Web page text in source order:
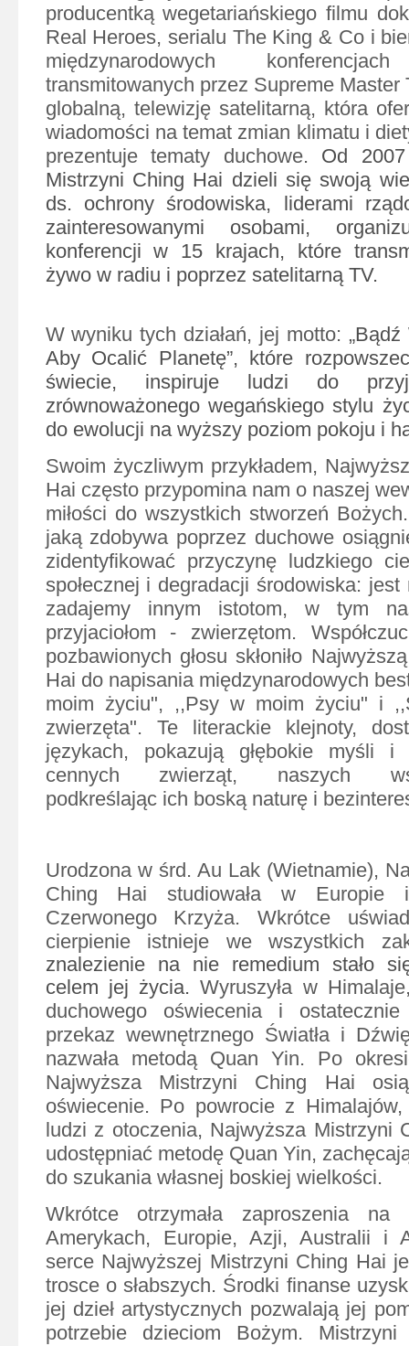
producentką wegetariańskiego filmu
Real Heroes, serialu The King & Co i
międzynarodowych
transmitowanych przez Supreme Master
globalną, telewizję satelitarną, która
wiadomości na temat zmian klimatu i
prezentuje tematy duchowe. Od
Mistrzyni Ching Hai dzieli się swoją
ds. ochrony środowiska, liderami
zainteresowanymi osobami,
konferencji w 15 krajach, które
żywo w radiu i poprzez satelitarną TV.
W wyniku tych działań, jej motto:
Aby Ocalić Planetę”, które
świecie, inspiruje ludzi do
zrównoważonego wegańskiego stylu
do ewolucji na wyższy poziom pokoju i
Swoim życzliwym przykładem,
Hai często przypomina nam o naszej
miłości do wszystkich stworzeń
jaką zdobywa poprzez duchowe
zidentyfikować przyczynę ludzkiego
społecznej i degradacji środowiska:
zadajemy innym istotom, w tym
przyjaciołom - zwierzętom.
pozbawionych głosu skłoniło
Hai do napisania międzynarodowych
moim życiu", ,,Psy w moim życiu" i
zwierzęta". Te literackie klejnoty,
językach, pokazują głębokie myśli i
cennych zwierząt, naszych
podkreślając ich boską naturę i
Urodzona w śrd. Au Lak (Wietnamie),
Ching Hai studiowała w Europie
Czerwonego Krzyża. Wkrótce
cierpienie istnieje we wszystkich
znalezienie na nie remedium stało
celem jej życia. Wyruszyła w
duchowego oświecenia i ostatecznie
przekaz wewnętrznego Światła i
nazwała metodą Quan Yin. Po
Najwyższa Mistrzyni Ching Hai
oświecenie. Po powrocie z
ludzi z otoczenia, Najwyższa Mistrzyni
udostępniać metodę Quan Yin,
do szukania własnej boskiej wielkości.
Wkrótce otrzymała zaproszenia
Amerykach, Europie, Azji, Australii i
serce Najwyższej Mistrzyni Ching Hai
trosce o słabszych. Środki finanse
jej dzieł artystycznych pozwalają jej
potrzebie dzieciom Bożym. Mistrzyni